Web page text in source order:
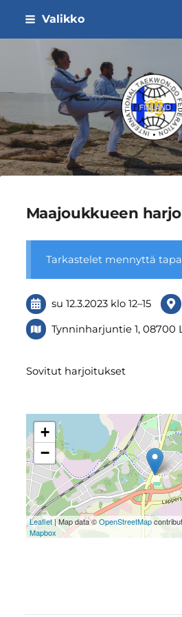
Siirry
sisältöön
Valikko
ITF
Maajoukkueen
Tarkastelet mennyttä
su 12.3.2023 klo 12–15
Tynninharjuntie 1, 08700
Sovitut harjoitukset
+
−
Leaflet| Map data ©OpenStreetMap
Mapbox